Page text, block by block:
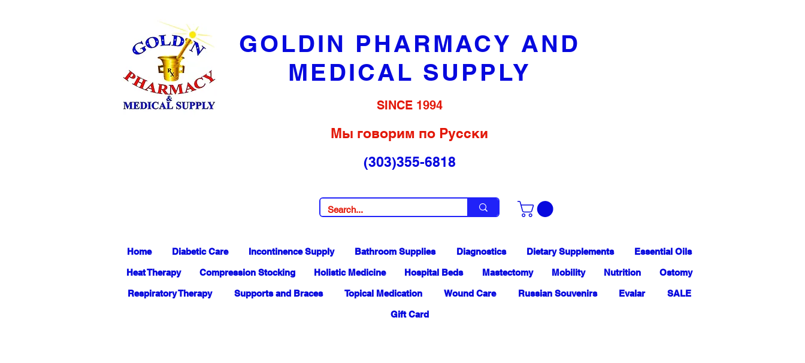
GOLDIN PHARMACY AND
MEDICAL SUPPLY
SINCE 1994
Мы говорим по Русски
(303)355-6818
Home Diabetic Care Incontinence Supply Bathroom Supplies Diagnostics Dietary Supplements Essential Oils
Heat Therapy Compression Stocking Holistic Medicine Hospital Beds Mastectomy Mobility Nutrition Ostomy
Respiratory Therapy Supports and Braces Topical Medication Wound Care Russian Souvenirs Evalar SALE
Gift Card